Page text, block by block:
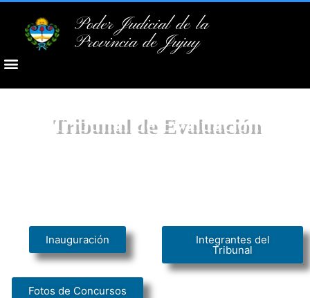
Poder Judicial de la
Provincia de Jujuy
Tribunal de Evaluación
Inauguración Integrantes del
Tribunal
Fotos de Concursos